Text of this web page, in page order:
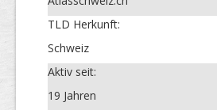
TLD Herkunft:
Schweiz
Aktiv seit:
19 Jahren